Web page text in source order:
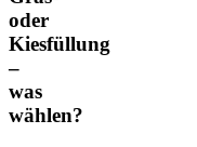
oder
Kiesfüllung
–
was
wählen?